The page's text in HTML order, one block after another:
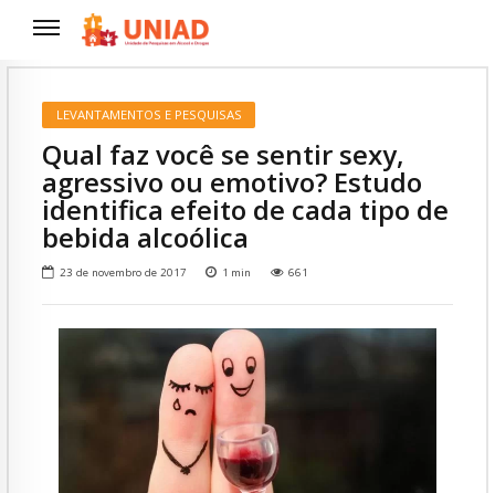
LEVANTAMENTOS E PESQUISAS
Qual faz você se sentir sexy,
agressivo ou emotivo? Estudo
identifica efeito de cada tipo de
bebida alcoólica
23 de novembro de 2017 1 min 661